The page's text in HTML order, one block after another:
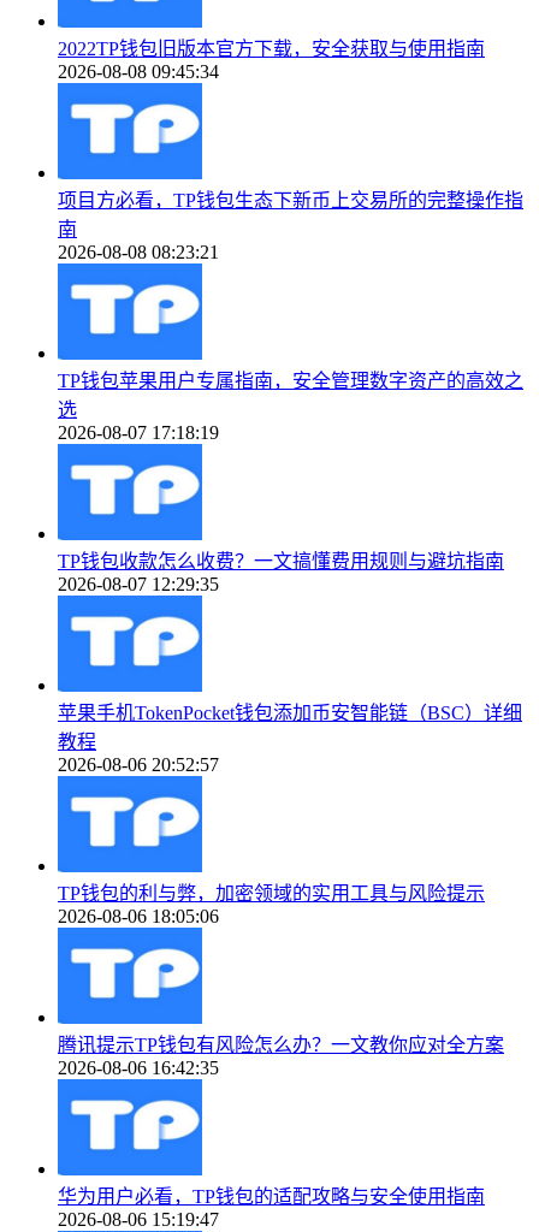
2022TP钱包旧版本官方下载，安全获取与使用指南
2026-08-08 09:45:34
项目方必看，TP钱包生态下新币上交易所的完整操作指
南
2026-08-08 08:23:21
TP钱包苹果用户专属指南，安全管理数字资产的高效之
选
2026-08-07 17:18:19
TP钱包收款怎么收费？一文搞懂费用规则与避坑指南
2026-08-07 12:29:35
苹果手机TokenPocket钱包添加币安智能链（BSC）详细
教程
2026-08-06 20:52:57
TP钱包的利与弊，加密领域的实用工具与风险提示
2026-08-06 18:05:06
腾讯提示TP钱包有风险怎么办？一文教你应对全方案
2026-08-06 16:42:35
华为用户必看，TP钱包的适配攻略与安全使用指南
2026-08-06 15:19:47